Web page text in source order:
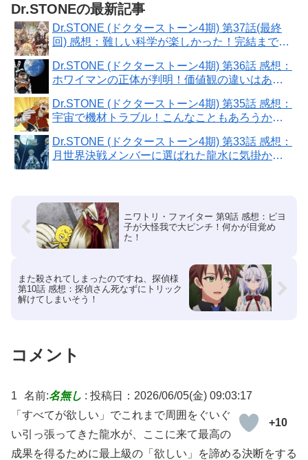
Dr.STONEの最新記事
Dr.STONE (ドクターストーン4期) 第37話(最終
回) 感想：難しい科学が楽しかった！完結までア
Dr.STONE (ドクターストーン4期) 第36話 感想：
ホワイマンの正体が判明！価値観の違いはあれ
Dr.STONE (ドクターストーン4期) 第35話 感想：
宇宙で機材トラブル！こんなこともあろうかと
Dr.STONE (ドクターストーン4期) 第33話 感想：
月世界決戦メンバーに選ばれた龍水に気掛かり
ニワトリ・ファイター 第9話 感想：ピヨ
子が大怪我で大ピンチ！何かが目覚め
た！
また殺されてしまったのですね、探偵様
第10話 感想：探偵さん死なずにトリック
解けてしまいそう！
コメント
1 名前:名無し : 投稿日：2026/06/05(金) 09:03:17
+10
「すべてが欲しい」でこれまで周囲をぐいぐ
い引っ張ってきた龍水が、ここに来て最高の
成果を得るために最上級の「欲しい」を諦める決断をする